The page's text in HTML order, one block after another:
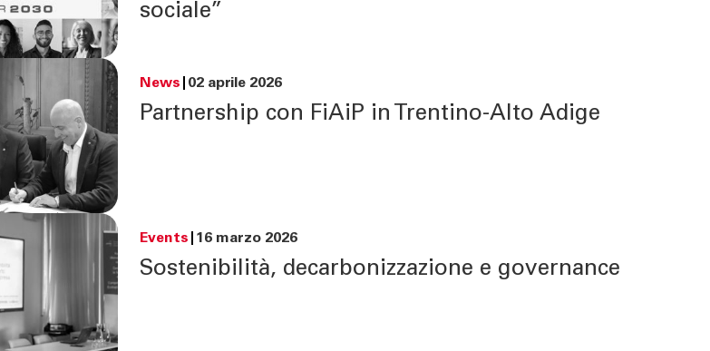
Richiedi informazioni
sociale”
News 02 aprile 2026
Partnership con FiAiP in Trentino-Alto Adige
Events 16 marzo 2026
Sostenibilità, decarbonizzazione e governance